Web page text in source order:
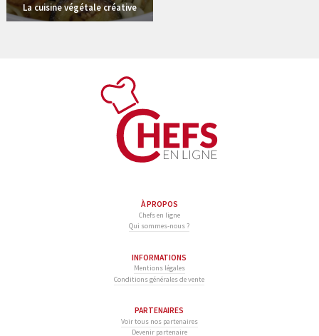
La cuisine végétale créative
À PROPOS
Chefs en ligne
Qui sommes-nous ?
INFORMATIONS
Mentions légales
Conditions générales de vente
PARTENAIRES
Voir tous nos partenaires
Devenir partenaire